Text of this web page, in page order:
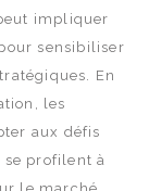
impliquer
sensibiliser
En
les
aux défis
se profilent à